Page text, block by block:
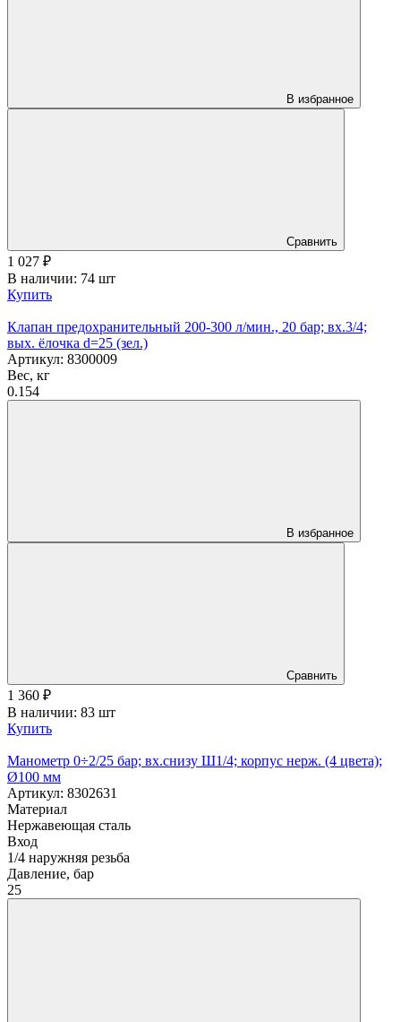
В избранное
Сравнить
1 027 ₽
В наличии: 74 шт
Купить
Клапан предохранительный 200-300 л/мин., 20 бар; вх.3/4;
вых. ёлочка d=25 (зел.)
Артикул: 8300009
Вес, кг
0.154
В избранное
Сравнить
1 360 ₽
В наличии: 83 шт
Купить
Манометр 0÷2/25 бар; вх.снизу Ш1/4; корпус нерж. (4 цвета);
Ø100 мм
Артикул: 8302631
Материал
Нержавеющая сталь
Вход
1/4 наружняя резьба
Давление, бар
25